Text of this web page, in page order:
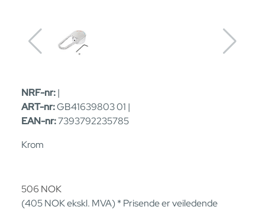
NRF-nr:|
ART-nr:GB41639803 01 |
EAN-nr:7393792235785
Krom
506 NOK
(405NOKekskl. MVA) * Prisende er veiledende